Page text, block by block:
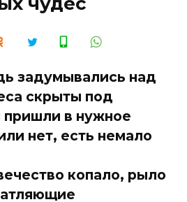
задумывались над
скрыты под
в нужное
нет, есть немало
копало, рыло